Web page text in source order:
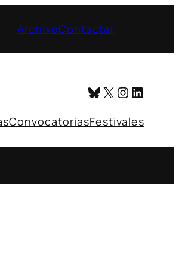
ArchivoContactar
Bluesky
X
ConvocatoriasFestivales